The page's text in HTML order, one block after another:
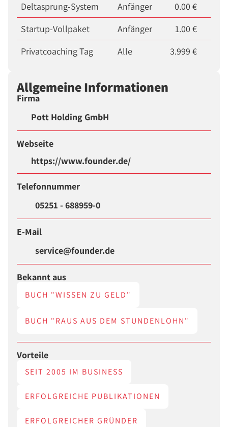
Deltasprung-System
Anfänger
0.00 €
Startup-Vollpaket
Anfänger
1.00 €
Privatcoaching Tag
Alle 3.999 €
Allgemeine Informationen
Firma
Pott Holding GmbH
Webseite
https://www.founder.de/
Telefonnummer
05251 - 688959-0
E-Mail
service@founder.de
Bekannt aus
BUCH "WISSEN ZU GELD"
BUCH "RAUS AUS DEM STUNDENLOHN"
Vorteile
SEIT 2005 IM BUSINESS
ERFOLGREICHE PUBLIKATIONEN
ERFOLGREICHER GRÜNDER